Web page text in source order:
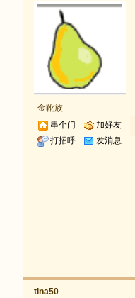
金靴族
串个门
加好友
打招呼
发消息
tina50